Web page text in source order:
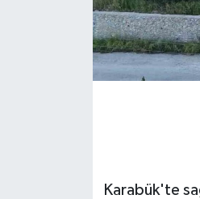
Karabük'te
Flaş Haber
Gayrimenkul